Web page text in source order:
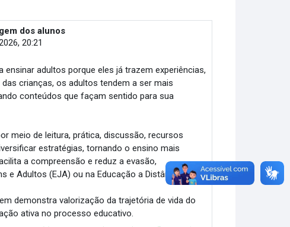
dos alunos
20:21
adultos porque eles já trazem experiências,
crianças, os adultos tendem a ser mais
conteúdos que façam sentido para sua
meio de leitura, prática, discussão, recursos
estratégias, tornando o ensino mais
a compreensão e reduz a evasão,
e Adultos (EJA) ou na Educação a Distância.
demonstra valorização da trajetória de vida do
ativa no processo educativo.